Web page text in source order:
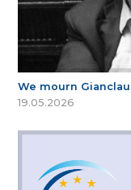
We mourn
19.05.2026